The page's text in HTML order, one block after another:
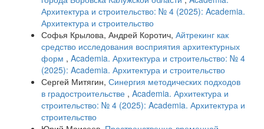
Архитектура и строительство: № 4 (2025): Academia.
Архитектура и строительство
Софья Крылова, Андрей Коротич, Айтрекинг как
средство исследования восприятия архитектурных
форм , Academia. Архитектура и строительство: № 4
(2025): Academia. Архитектура и строительство
Сергей Митягин, Синергия методических подходов
в градостроительстве , Academia. Архитектура и
строительство: № 4 (2025): Academia. Архитектура и
строительство